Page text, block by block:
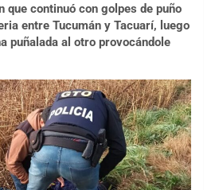
que continuó con golpes de puño
entre Tucumán y Tacuarí, luego
puñalada al otro provocándole